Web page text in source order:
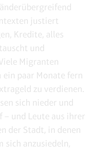
justiert
Kredite, alles
und
Migranten
paar Monate fern
zu verdienen.
sich nieder und
– und Leute aus ihrer
der Stadt, in denen
sich anzusiedeln,